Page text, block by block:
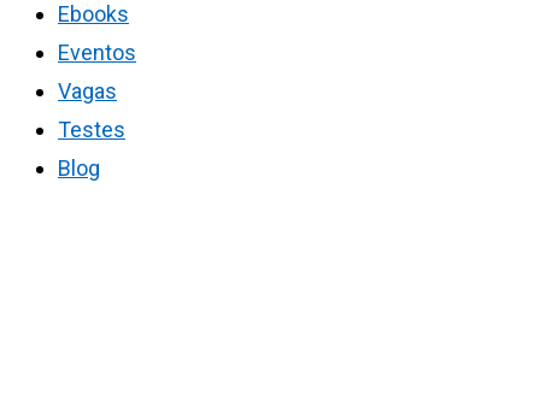
Ebooks
Eventos
Vagas
Testes
Blog